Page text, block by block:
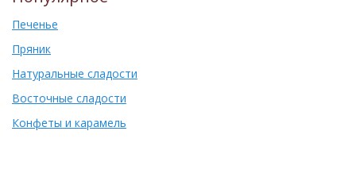
Печенье
Пряник
Натуральные сладости
Восточные сладости
Конфеты и карамель